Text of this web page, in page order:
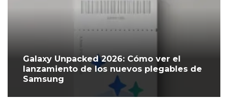
Galaxy Unpacked 2026: Cómo ver el
lanzamiento de los nuevos plegables de
Samsung